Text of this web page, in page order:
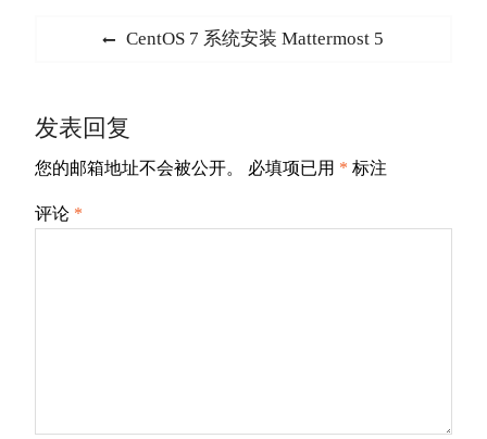
航
Previous
CentOS 7 系统安装 Mattermost 5
发表回复
您的邮箱地址不会被公开。 必填项已用 * 标注
评论 *